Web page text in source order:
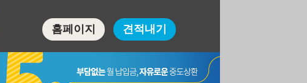
홈페이지 견적내기